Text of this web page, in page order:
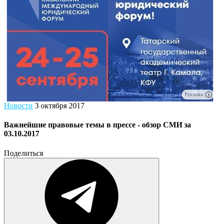
Реклама
Новости 3 октября 2017
Важнейшие правовые темы в прессе - обзор СМИ за
03.10.2017
Поделиться